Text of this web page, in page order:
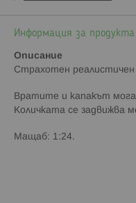
Информация за продукта
Описание
Страхотен
Вратите и капакът
Количката се задвижва
Мащаб: 1:24.